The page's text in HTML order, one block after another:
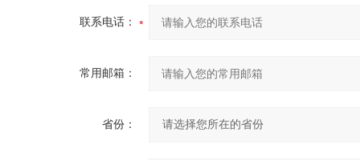
联系电话：
常用邮箱：
省份：